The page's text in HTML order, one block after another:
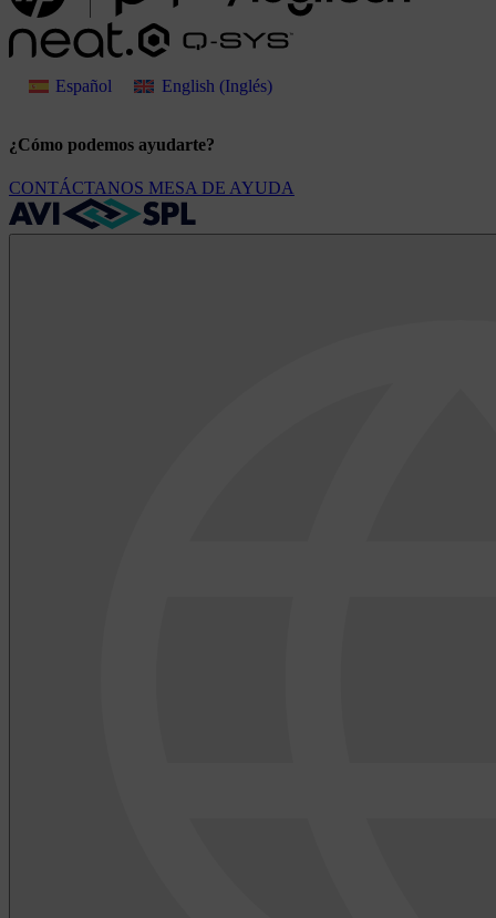
Español English (Inglés)
¿Cómo podemos ayudarte?
CONTÁCTANOS MESA DE AYUDA